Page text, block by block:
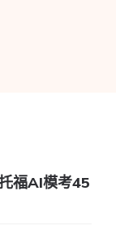
福AI模考45